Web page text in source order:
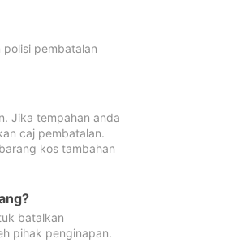
pembatalan
Jika tempahan anda
caj pembatalan.
kos tambahan
batalkan
pihak penginapan.